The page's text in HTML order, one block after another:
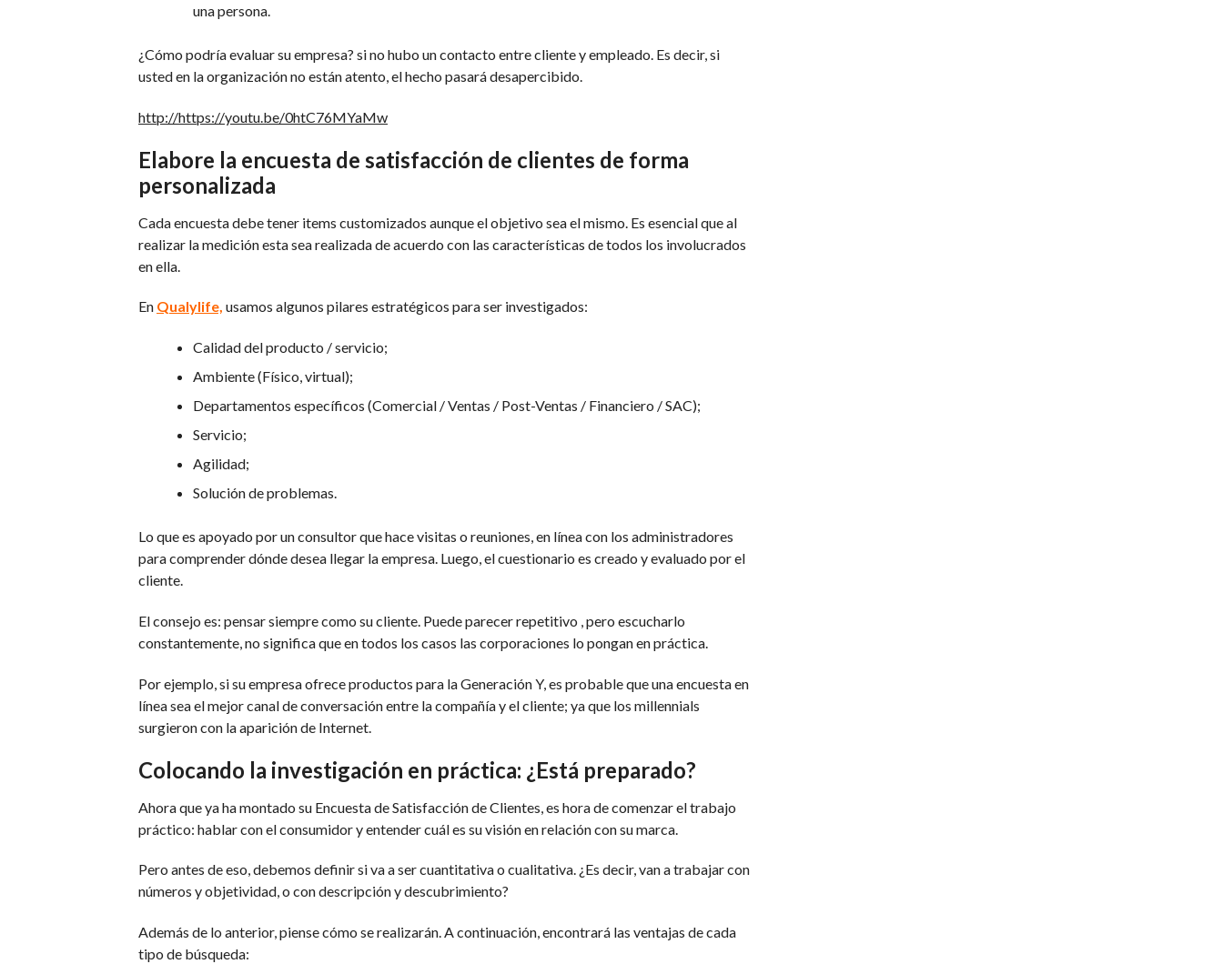
una persona.
¿Cómo podría evaluar su empresa? si no hubo un contacto entre cliente y empleado. Es decir, si
usted en la organización no están atento, el hecho pasará desapercibido.
http://https://youtu.be/0htC76MYaMw
Elabore la encuesta de satisfacción de clientes de forma
personalizada
Cada encuesta debe tener items customizados aunque el objetivo sea el mismo. Es esencial que al
realizar la medición esta sea realizada de acuerdo con las características de todos los involucrados
en ella.
En Qualylife, usamos algunos pilares estratégicos para ser investigados:
Calidad del producto / servicio;
Ambiente (Físico, virtual);
Departamentos específicos (Comercial / Ventas / Post-Ventas / Financiero / SAC);
Servicio;
Agilidad;
Solución de problemas.
Lo que es apoyado por un consultor que hace visitas o reuniones, en línea con los administradores
para comprender dónde desea llegar la empresa. Luego, el cuestionario es creado y evaluado por el
cliente.
El consejo es: pensar siempre como su cliente. Puede parecer repetitivo , pero escucharlo
constantemente, no significa que en todos los casos las corporaciones lo pongan en práctica.
Por ejemplo, si su empresa ofrece productos para la Generación Y, es probable que una encuesta en
línea sea el mejor canal de conversación entre la compañía y el cliente; ya que los millennials
surgieron con la aparición de Internet.
Colocando la investigación en práctica: ¿Está preparado?
Ahora que ya ha montado su Encuesta de Satisfacción de Clientes, es hora de comenzar el trabajo
práctico: hablar con el consumidor y entender cuál es su visión en relación con su marca.
Pero antes de eso, debemos definir si va a ser cuantitativa o cualitativa. ¿Es decir, van a trabajar con
números y objetividad, o con descripción y descubrimiento?
Además de lo anterior, piense cómo se realizarán. A continuación, encontrará las ventajas de cada
tipo de búsqueda: